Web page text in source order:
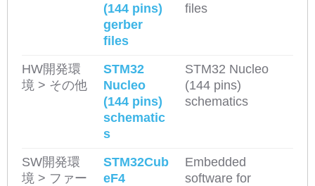
(144 pins)
gerber
files
files
HW開発環
境 > その他
STM32
Nucleo
(144 pins)
schematic
s
STM32 Nucleo
(144 pins)
schematics
SW開発環
境 > ファー
STM32Cub
eF4
Embedded
software for